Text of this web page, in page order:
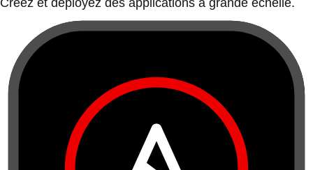
Créez et déployez des applications à grande échelle.